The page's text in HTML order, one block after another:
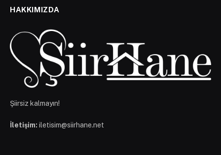
HAKKIMIZDA
Şiirsiz kalmayın!
İletişim: iletisim@siirhane.net